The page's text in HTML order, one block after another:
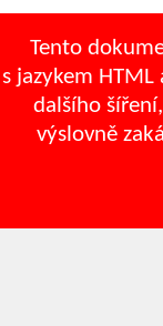
Tento
s jazykem
dalšího
výslovně